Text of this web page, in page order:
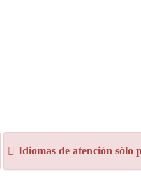
Idiomas de atención sólo